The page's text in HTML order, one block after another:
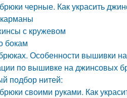
брюки черные. Как украсить
с кружевом
бокам
Особенности вышивки
по вышивке на джинсовых
подбор нитей:
своими руками. Как